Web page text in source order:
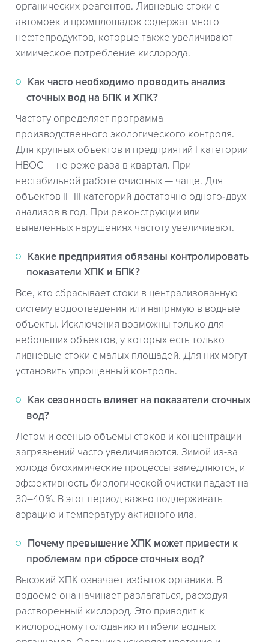
органических реагентов. Ливневые стоки с
автомоек и промплощадок содержат много
нефтепродуктов, которые также увеличивают
химическое потребление кислорода.
Как часто необходимо проводить анализ
сточных вод на БПК и ХПК?
Частоту определяет программа
производственного экологического контроля.
Для крупных объектов и предприятий I категории
НВОС — не реже раза в квартал. При
нестабильной работе очистных — чаще. Для
объектов II–III категорий достаточно одного‑двух
анализов в год. При реконструкции или
выявленных нарушениях частоту увеличивают.
Какие предприятия обязаны контролировать
показатели ХПК и БПК?
Все, кто сбрасывает стоки в централизованную
систему водоотведения или напрямую в водные
объекты. Исключения возможны только для
небольших объектов, у которых есть только
ливневые стоки с малых площадей. Для них могут
установить упрощенный контроль.
Как сезонность влияет на показатели сточных
вод?
Летом и осенью объемы стоков и концентрации
загрязнений часто увеличиваются. Зимой из-за
холода биохимические процессы замедляются, и
эффективность биологической очистки падает на
30–40 %. В этот период важно поддерживать
аэрацию и температуру активного ила.
Почему превышение ХПК может привести к
проблемам при сбросе сточных вод?
Высокий ХПК означает избыток органики. В
водоеме она начинает разлагаться, расходуя
растворенный кислород. Это приводит к
кислородному голоданию и гибели водных